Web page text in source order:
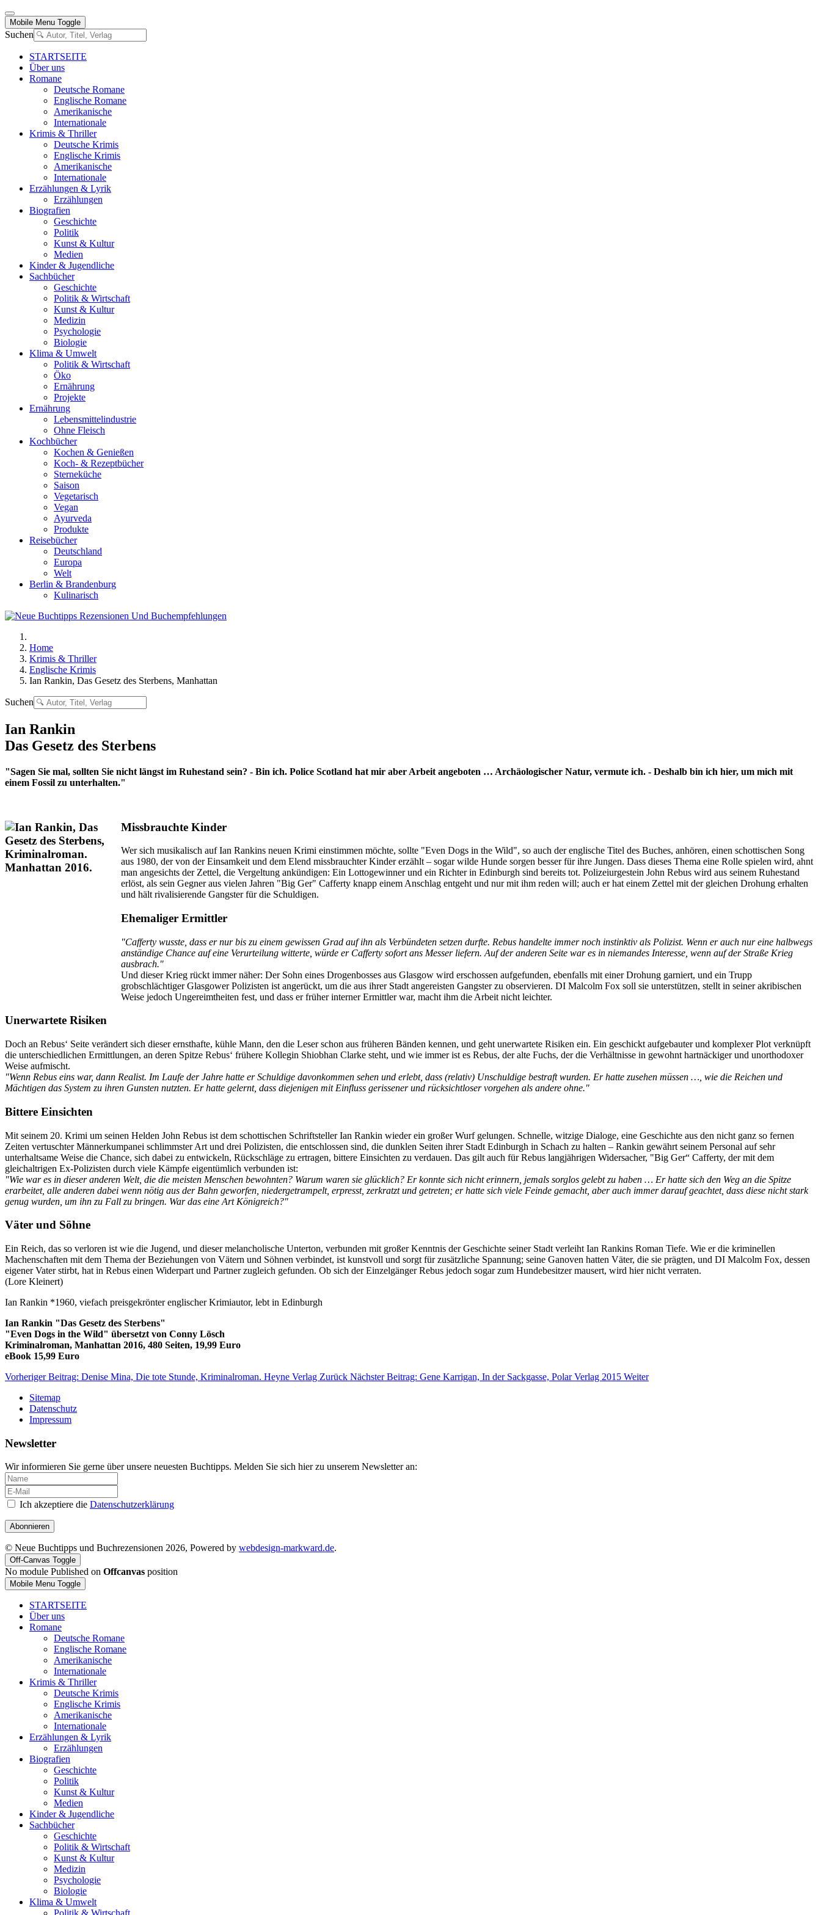
Mobile Menu Toggle
Suchen
STARTSEITE
Über uns
Romane
Deutsche Romane
Englische Romane
Amerikanische
Internationale
Krimis & Thriller
Deutsche Krimis
Englische Krimis
Amerikanische
Internationale
Erzählungen & Lyrik
Erzählungen
Biografien
Geschichte
Politik
Kunst & Kultur
Medien
Kinder & Jugendliche
Sachbücher
Geschichte
Politik & Wirtschaft
Kunst & Kultur
Medizin
Psychologie
Biologie
Klima & Umwelt
Politik & Wirtschaft
Öko
Ernährung
Projekte
Ernährung
Lebensmittelindustrie
Ohne Fleisch
Kochbücher
Kochen & Genießen
Koch- & Rezeptbücher
Sterneküche
Saison
Vegetarisch
Vegan
Ayurveda
Produkte
Reisebücher
Deutschland
Europa
Welt
Berlin & Brandenburg
Kulinarisch
Home
Krimis & Thriller
Englische Krimis
Ian Rankin, Das Gesetz des Sterbens, Manhattan
Suchen
Ian Rankin
Das Gesetz des Sterbens
"Sagen Sie mal, sollten Sie nicht längst im Ruhestand sein? - Bin ich. Police Scotland hat mir aber Arbeit angeboten … Archäologischer Natur, vermute ich. - Deshalb bin ich hier, um mich mit
einem Fossil zu unterhalten."
Missbrauchte Kinder
Wer sich musikalisch auf Ian Rankins neuen Krimi einstimmen möchte, sollte "Even Dogs in the Wild", so auch der englische Titel des Buches, anhören, einen schottischen Song
aus 1980, der von der Einsamkeit und dem Elend missbrauchter Kinder erzählt – sogar wilde Hunde sorgen besser für ihre Jungen. Dass dieses Thema eine Rolle spielen wird, ahnt
man angesichts der Zettel, die Vergeltung ankündigen: Ein Lottogewinner und ein Richter in Edinburgh sind bereits tot. Polizeiurgestein John Rebus wird aus seinem Ruhestand
erlöst, als sein Gegner aus vielen Jahren "Big Ger" Cafferty knapp einem Anschlag entgeht und nur mit ihm reden will; auch er hat einem Zettel mit der gleichen Drohung erhalten
und hält rivalisierende Gangster für die Schuldigen.
Ehemaliger Ermittler
"Cafferty wusste, dass er nur bis zu einem gewissen Grad auf ihn als Verbündeten setzen durfte. Rebus handelte immer noch instinktiv als Polizist. Wenn er auch nur eine halbwegs
anständige Chance auf eine Verurteilung witterte, würde er Cafferty sofort ans Messer liefern. Auf der anderen Seite war es in niemandes Interesse, wenn auf der Straße Krieg
ausbrach."
Und dieser Krieg rückt immer näher: Der Sohn eines Drogenbosses aus Glasgow wird erschossen aufgefunden, ebenfalls mit einer Drohung garniert, und ein Trupp
grobschlächtiger Glasgower Polizisten ist angerückt, um die aus ihrer Stadt angereisten Gangster zu observieren. DI Malcolm Fox soll sie unterstützen, stellt in seiner akribischen
Weise jedoch Ungereimtheiten fest, und dass er früher interner Ermittler war, macht ihm die Arbeit nicht leichter.
Unerwartete Risiken
Doch an Rebus‘ Seite verändert sich dieser ernsthafte, kühle Mann, den die Leser schon aus früheren Bänden kennen, und geht unerwartete Risiken ein. Ein geschickt aufgebauter und komplexer Plot verknüpft
die unterschiedlichen Ermittlungen, an deren Spitze Rebus‘ frühere Kollegin Shiobhan Clarke steht, und wie immer ist es Rebus, der alte Fuchs, der die Verhältnisse in gewohnt hartnäckiger und unorthodoxer
Weise aufmischt.
"Wenn Rebus eins war, dann Realist. Im Laufe der Jahre hatte er Schuldige davonkommen sehen und erlebt, dass (relativ) Unschuldige bestraft wurden. Er hatte zusehen müssen …, wie die Reichen und
Mächtigen das System zu ihren Gunsten nutzten. Er hatte gelernt, dass diejenigen mit Einfluss gerissener und rücksichtloser vorgehen als andere ohne."
Bittere Einsichten
Mit seinem 20. Krimi um seinen Helden John Rebus ist dem schottischen Schriftsteller Ian Rankin wieder ein großer Wurf gelungen. Schnelle, witzige Dialoge, eine Geschichte aus den nicht ganz so fernen
Zeiten vertuschter Männerkumpanei schlimmster Art und drei Polizisten, die entschlossen sind, die dunklen Seiten ihrer Stadt Edinburgh in Schach zu halten – Rankin gewährt seinem Personal auf sehr
unterhaltsame Weise die Chance, sich dabei zu entwickeln, Rückschläge zu ertragen, bittere Einsichten zu verdauen. Das gilt auch für Rebus langjährigen Widersacher, "Big Ger“ Cafferty, der mit dem
gleichaltrigen Ex-Polizisten durch viele Kämpfe eigentümlich verbunden ist:
"Wie war es in dieser anderen Welt, die die meisten Menschen bewohnten? Warum waren sie glücklich? Er konnte sich nicht erinnern, jemals sorglos gelebt zu haben … Er hatte sich den Weg an die Spitze
erarbeitet, alle anderen dabei wenn nötig aus der Bahn geworfen, niedergetrampelt, erpresst, zerkratzt und getreten; er hatte sich viele Feinde gemacht, aber auch immer darauf geachtet, dass diese nicht stark
genug wurden, um ihn zu Fall zu bringen. War das eine Art Königreich?"
Väter und Söhne
Ein Reich, das so verloren ist wie die Jugend, und dieser melancholische Unterton, verbunden mit großer Kenntnis der Geschichte seiner Stadt verleiht Ian Rankins Roman Tiefe. Wie er die kriminellen
Machenschaften mit dem Thema der Beziehungen von Vätern und Söhnen verbindet, ist kunstvoll und sorgt für zusätzliche Spannung; seine Ganoven hatten Väter, die sie prägten, und DI Malcolm Fox, dessen
eigener Vater stirbt, hat in Rebus einen Widerpart und Partner zugleich gefunden. Ob sich der Einzelgänger Rebus jedoch sogar zum Hundebesitzer mausert, wird hier nicht verraten.
(Lore Kleinert)
Ian Rankin *1960, viefach preisgekrönter englischer Krimiautor, lebt in Edinburgh
Ian Rankin "Das Gesetz des Sterbens"
"Even Dogs in the Wild" übersetzt von Conny Lösch
Kriminalroman, Manhattan 2016, 480 Seiten, 19,99 Euro
eBook 15,99 Euro
Vorheriger Beitrag: Denise Mina, Die tote Stunde, Kriminalroman. Heyne Verlag Zurück Nächster Beitrag: Gene Karrigan, In der Sackgasse, Polar Verlag 2015 Weiter
Sitemap
Datenschutz
Impressum
Newsletter
Wir informieren Sie gerne über unsere neuesten Buchtipps. Melden Sie sich hier zu unserem Newsletter an:
Ich akzeptiere die Datenschutzerklärung
Abonnieren
© Neue Buchtipps und Buchrezensionen 2026, Powered by webdesign-markward.de.
Off-Canvas Toggle
No module Published on Offcanvas position
Mobile Menu Toggle
STARTSEITE
Über uns
Romane
Deutsche Romane
Englische Romane
Amerikanische
Internationale
Krimis & Thriller
Deutsche Krimis
Englische Krimis
Amerikanische
Internationale
Erzählungen & Lyrik
Erzählungen
Biografien
Geschichte
Politik
Kunst & Kultur
Medien
Kinder & Jugendliche
Sachbücher
Geschichte
Politik & Wirtschaft
Kunst & Kultur
Medizin
Psychologie
Biologie
Klima & Umwelt